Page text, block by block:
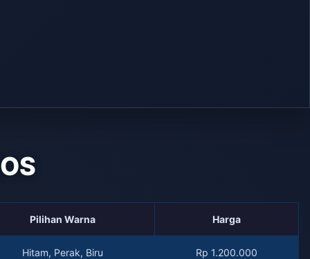
Pilihan Warna Harga
Hitam, Perak, Biru Rp 1.200.000